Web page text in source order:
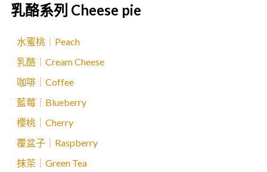
乳酪系列 Cheese pie
水蜜桃｜Peach
乳酪｜Cream Cheese
咖啡｜Coffee
藍莓｜Blueberry
櫻桃｜Cherry
覆盆子｜Raspberry
抹茶｜Green Tea